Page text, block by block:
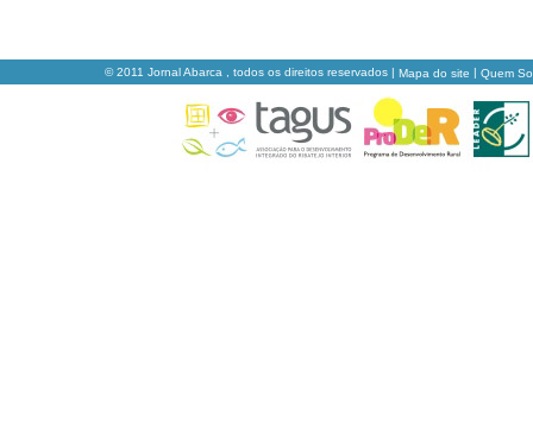
© 2011 Jornal Abarca , todos os direitos reservados | Mapa do site | Quem